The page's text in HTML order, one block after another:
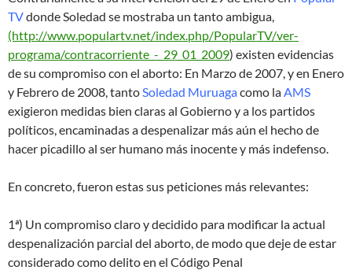
TVdonde Soledad se mostraba un tanto ambigua,
(http://www.populartv.net/index.php/PopularTV/ver-
programa/contracorriente_-_29_01_2009) existen evidencias
de su compromiso con el aborto: En Marzo de 2007, y en Enero
y Febrero de 2008, tantoSoledad Muruagacomo laAMS
exigieron medidas bien claras al Gobierno y a los partidos
políticos, encaminadas a despenalizar más aún el hecho de
hacer picadillo al ser humano más inocente y más indefenso.
En concreto, fueron estas sus peticiones más relevantes:
1ª) Un compromiso claro y decidido para modificar la actual
despenalización parcial del aborto, de modo que deje de estar
considerado como delito en el Código Penal